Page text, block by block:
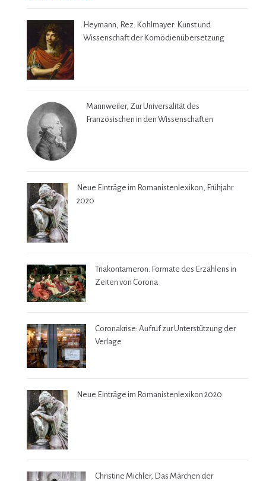
Heymann, Rez. Kohlmayer: Kunst und
Wissenschaft der Komödienübersetzung
Mannweiler, Zur Universalität des
Französischen in den Wissenschaften
Neue Einträge im Romanistenlexikon, Frühjahr
2020
Triakontameron: Formate des Erzählens in
Zeiten von Corona
Coronakrise: Aufruf zur Unterstützung der
Verlage
Neue Einträge im Romanistenlexikon 2020
Christine Michler, Das Märchen der